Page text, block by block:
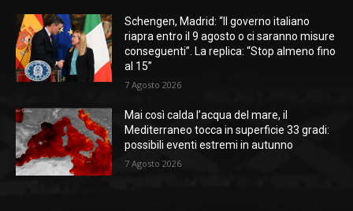
Schengen, Madrid: “Il governo italiano
riapra entro il 9 agosto o ci saranno misure
conseguenti”. La replica: “Stop almeno fino
al 15”
7 Agosto 2026
Mai così calda l’acqua del mare, il
Mediterraneo tocca in superficie 33 gradi:
possibili eventi estremi in autunno
7 Agosto 2026